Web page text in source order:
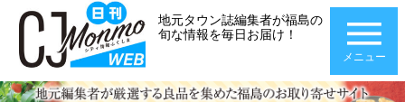
地元タウン誌編集者が福島の
旬な情報を毎日お届け！
メニュー